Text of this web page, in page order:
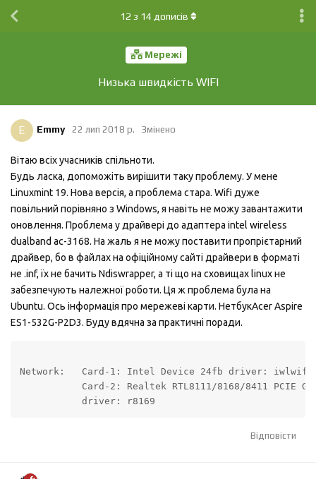
Мережі
Низька швидкість WIFI
12 з 14 дописів
E Emmy 22 лип 2018 р. Змінено
Вітаю всіх учасників спільноти.
Будь ласка, допоможіть вирішити таку проблему. У мене
Linuxmint 19. Нова версія, а проблема стара. Wifi дуже
повільний порівняно з Windows, я навіть не можу завантажити
оновлення. Проблема у драйвері до адаптера intel wireless
dualband ac-3168. На жаль я не можу поставити пропрієтарний
драйвер, бо в файлах на офіційному сайті драйвери в форматі
не .inf, їх не бачить Ndiswrapper, а ті що на сховищах linux не
забезпечують належної роботи. Ця ж проблема була на
Ubuntu. Ось інформація про мережеві карти. НетбукAcer Aspire
ES1-532G-P2D3. Буду вдячна за практичні поради.
Network:   Card-1: Intel Device 24fb driver: iwlwifi
Card-2: Realtek RTL8111/8168/8411 PCIE
           driver: r8169
Відповісти